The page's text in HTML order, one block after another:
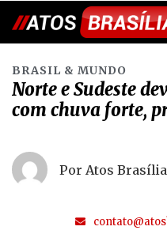
BRASIL & MUNDO
Norte e Sudeste
com chuva forte,
Por Atos Brasília